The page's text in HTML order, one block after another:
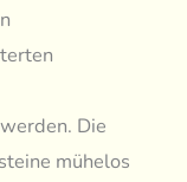
Die
mühelos